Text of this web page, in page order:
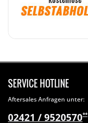
SERVICE HOTLINE
Aftersales Anfragen unter:
02421 / 9520570**